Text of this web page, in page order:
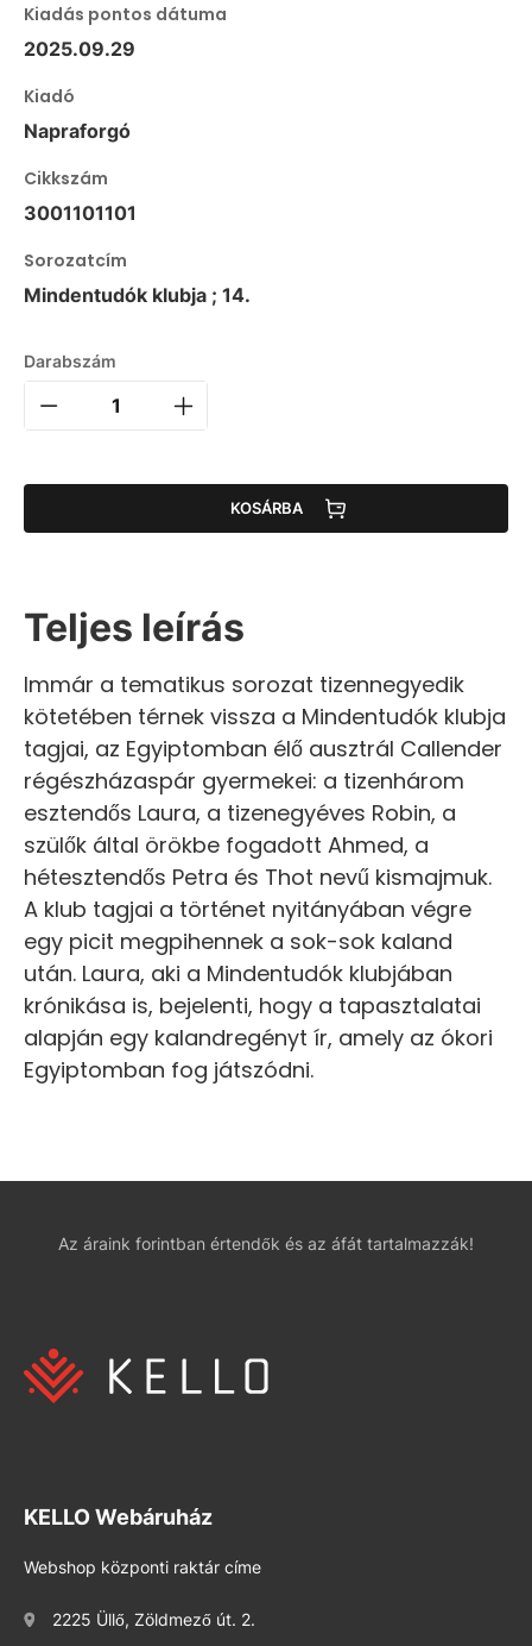
Kiadás pontos dátuma
2025.09.29
Kiadó
Napraforgó
Cikkszám
3001101101
Sorozatcím
Mindentudók klubja ; 14.
Darabszám
KOSÁRBA
Teljes leírás
Immár a tematikus sorozat tizennegyedik
kötetében térnek vissza a Mindentudók klubja
tagjai, az Egyiptomban élő ausztrál Callender
régészházaspár gyermekei: a tizenhárom
esztendős Laura, a tizenegyéves Robin, a
szülők által örökbe fogadott Ahmed, a
hétesztendős Petra és Thot nevű kismajmuk.
A klub tagjai a történet nyitányában végre
egy picit megpihennek a sok-sok kaland
után. Laura, aki a Mindentudók klubjában
krónikása is, bejelenti, hogy a tapasztalatai
alapján egy kalandregényt ír, amely az ókori
Egyiptomban fog játszódni.
Az áraink forintban értendők és az áfát tartalmazzák!
KELLO Webáruház
Webshop központi raktár címe
2225 Üllő, Zöldmező út. 2.